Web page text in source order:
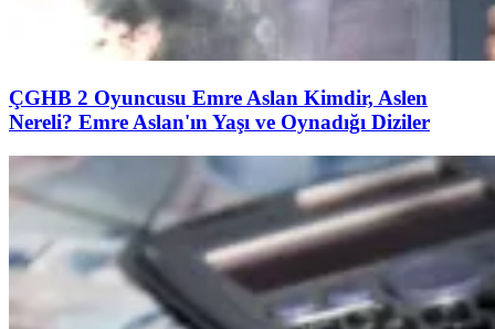
ÇGHB 2 Oyuncusu Emre Aslan Kimdir, Aslen
Nereli? Emre Aslan'ın Yaşı ve Oynadığı Diziler